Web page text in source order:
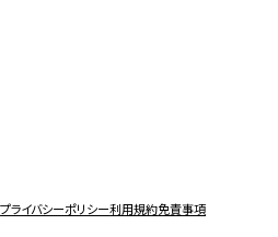
プライバシーポリシー利用規約免責事項